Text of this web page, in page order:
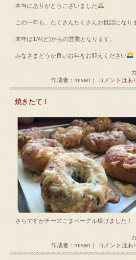
本当にありがとうございました
この一年も、たくさんたくさんお世話になり
来年は1/4(ど)からの営業となります。
みなさまどうか良いお年をお迎えください
作成者：misan｜
コメントはあ
焼きたて！
さらですがチーズごまベーグル焼けました！
作成者：misan｜
コメントはあ